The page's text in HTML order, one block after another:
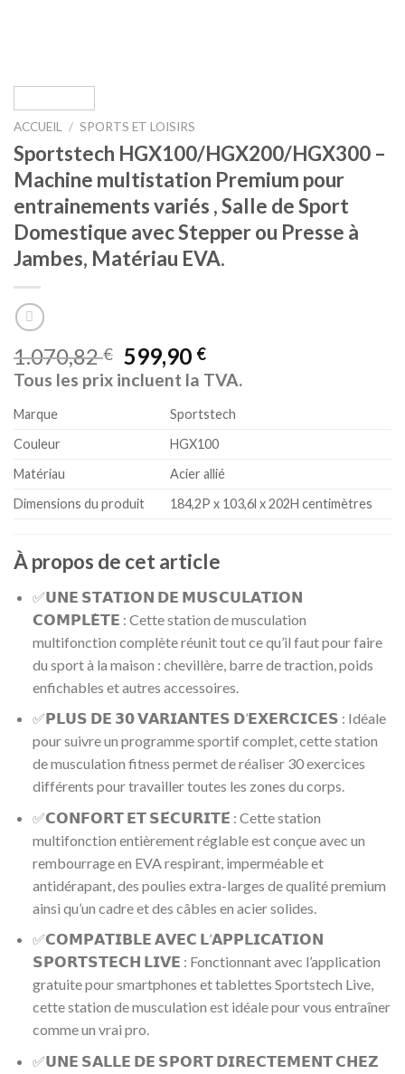
ACCUEIL / SPORTS ET LOISIRS
Sportstech HGX100/HGX200/HGX300 –
Machine multistation Premium pour
entrainements variés , Salle de Sport
Domestique avec Stepper ou Presse à
Jambes, Matériau EVA.
1.070,82€ 599,90 €
Tous les prix incluent la TVA.
Marque
Sportstech
Couleur
HGX100
Matériau
Acier allié
Dimensions du produit
184,2P x 103,6l x 202H centimètres
À propos de cet article
✅𝗨𝗡𝗘 𝗦𝗧𝗔𝗧𝗜𝗢𝗡 𝗗𝗘 𝗠𝗨𝗦𝗖𝗨𝗟𝗔𝗧𝗜𝗢𝗡
𝗖𝗢𝗠𝗣𝗟𝗘̀𝗧𝗘 : Cette station de musculation
multifonction complète réunit tout ce qu’il faut pour faire
du sport à la maison : chevillère, barre de traction, poids
enfichables et autres accessoires.
✅𝗣𝗟𝗨𝗦 𝗗𝗘 𝟯𝟬 𝗩𝗔𝗥𝗜𝗔𝗡𝗧𝗘𝗦 𝗗’𝗘𝗫𝗘𝗥𝗖𝗜𝗖𝗘𝗦 : Idéale
pour suivre un programme sportif complet, cette station
de musculation fitness permet de réaliser 30 exercices
différents pour travailler toutes les zones du corps.
✅𝗖𝗢𝗡𝗙𝗢𝗥𝗧 𝗘𝗧 𝗦𝗘́𝗖𝗨𝗥𝗜𝗧𝗘́ : Cette station
multifonction entièrement réglable est conçue avec un
rembourrage en EVA respirant, imperméable et
antidérapant, des poulies extra-larges de qualité premium
ainsi qu’un cadre et des câbles en acier solides.
✅𝗖𝗢𝗠𝗣𝗔𝗧𝗜𝗕𝗟𝗘 𝗔𝗩𝗘𝗖 𝗟’𝗔𝗣𝗣𝗟𝗜𝗖𝗔𝗧𝗜𝗢𝗡
𝗦𝗣𝗢𝗥𝗧𝗦𝗧𝗘𝗖𝗛 𝗟𝗜𝗩𝗘 : Fonctionnant avec l’application
gratuite pour smartphones et tablettes Sportstech Live,
cette station de musculation est idéale pour vous entraîner
comme un vrai pro.
✅𝗨𝗡𝗘 𝗦𝗔𝗟𝗟𝗘 𝗗𝗘 𝗦𝗣𝗢𝗥𝗧 𝗗𝗜𝗥𝗘𝗖𝗧𝗘𝗠𝗘𝗡𝗧 𝗖𝗛𝗘𝗭